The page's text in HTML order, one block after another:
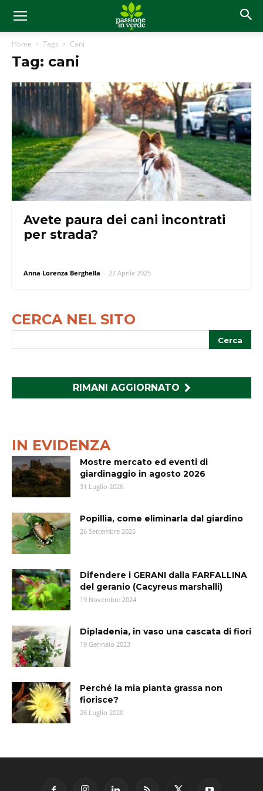
Home Tags Cani
Tag: cani
Avete paura dei cani incontrati
per strada?
Anna Lorenza Berghella - 27 Aprile 2025
CERCA NEL SITO
RIMANI AGGIORNATO
IN EVIDENZA
Mostre mercato ed eventi di
giardinaggio in agosto 2026
31 Luglio 2026
Popillia, come eliminarla dal giardino
26 Settembre 2025
Difendere i GERANI dalla FARFALLINA
del geranio (Cacyreus marshalli)
19 Novembre 2024
Dipladenia, in vaso una cascata di fiori
19 Gennaio 2023
Perché la mia pianta grassa non
fiorisce?
26 Luglio 2020